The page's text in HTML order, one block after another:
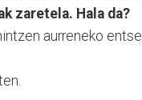
zaretela. Hala da?
aurreneko